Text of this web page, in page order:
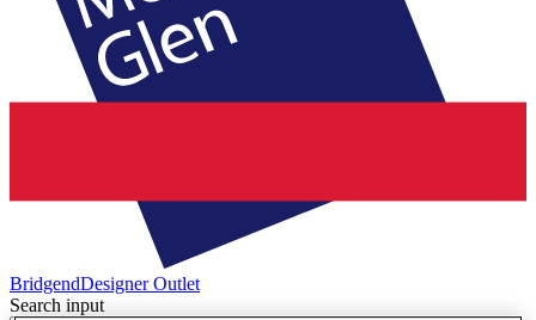
BridgendDesigner Outlet
Search input